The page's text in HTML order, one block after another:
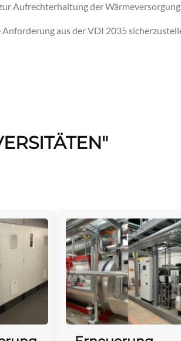
Aufrechterhaltung der
aus der VDI 2035